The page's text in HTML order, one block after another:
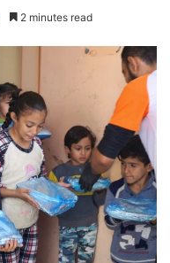
2 minutes read